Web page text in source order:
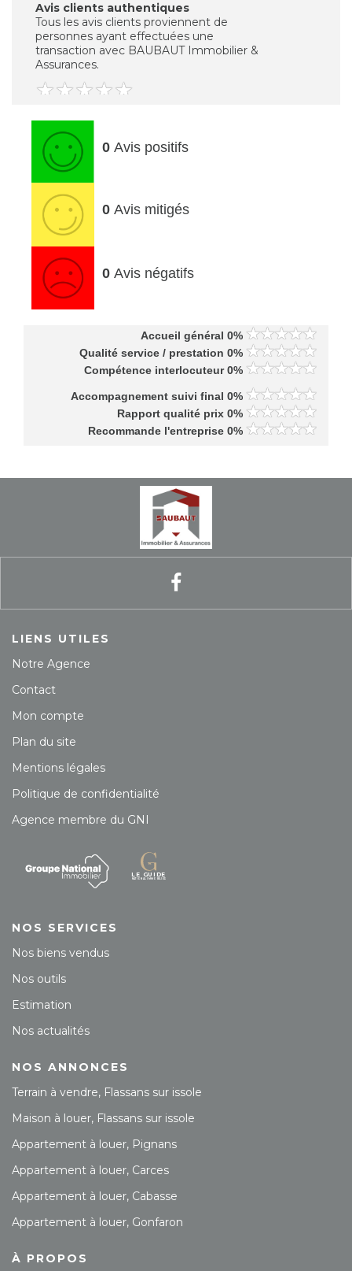
Avis clients authentiques
Tous les avis clients proviennent de
personnes ayant effectuées une
transaction avec BAUBAUT Immobilier &
Assurances.
0 Avis positifs
0 Avis mitigés
0 Avis négatifs
Accueil général 0%
Qualité service / prestation 0%
Compétence interlocuteur 0%
Accompagnement suivi final 0%
Rapport qualité prix 0%
Recommande l'entreprise 0%
LIENS UTILES
Notre Agence
Contact
Mon compte
Plan du site
Mentions légales
Politique de confidentialité
Agence membre du GNI
NOS SERVICES
Nos biens vendus
Nos outils
Estimation
Nos actualités
NOS ANNONCES
Terrain à vendre, Flassans sur issole
Maison à louer, Flassans sur issole
Appartement à louer, Pignans
Appartement à louer, Carces
Appartement à louer, Cabasse
Appartement à louer, Gonfaron
À PROPOS